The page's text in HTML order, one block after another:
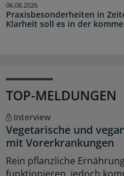
Praxisbesonderheiten in
Klarheit soll es in der
06.08.2026
TOP-MELDUNGEN
Interview
Vegetarische und
mit Vorerkrankungen
Rein pflanzliche